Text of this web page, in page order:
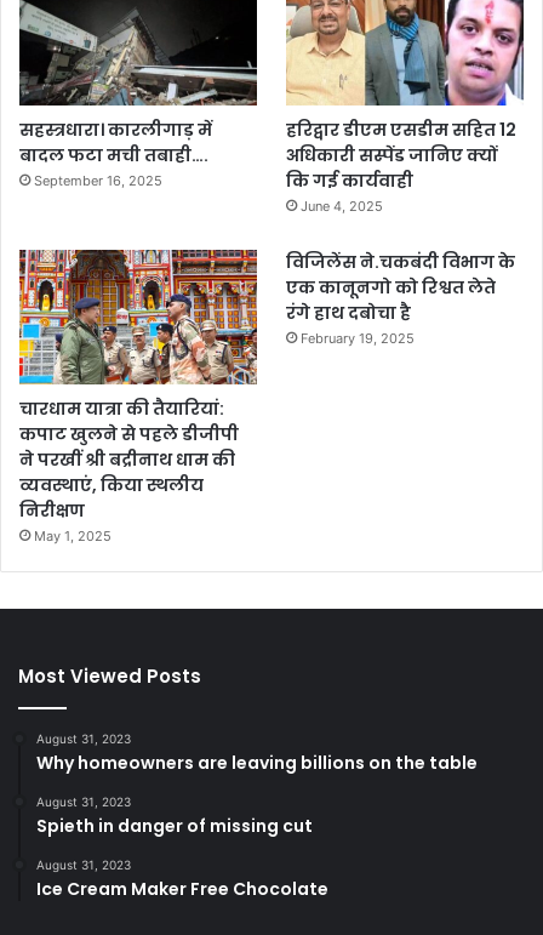
सहस्त्रधारा। कारलीगाड़ में
बादल फटा मची तबाही….
September 16, 2025
हरिद्वार डीएम एसडीम सहित 12
अधिकारी सस्पेंड जानिए क्यों
कि गई कार्यवाही
June 4, 2025
चारधाम यात्रा की तैयारियां:
कपाट खुलने से पहले डीजीपी
ने परखीं श्री बद्रीनाथ धाम की
व्यवस्थाएं, किया स्थलीय
निरीक्षण
May 1, 2025
विजिलेंस ने.चकबंदी विभाग के
एक कानूनगो को रिश्वत लेते
रंगे हाथ दबोचा है
February 19, 2025
Most Viewed Posts
August 31, 2023
Why homeowners are leaving billions on the table
August 31, 2023
Spieth in danger of missing cut
August 31, 2023
Ice Cream Maker Free Chocolate